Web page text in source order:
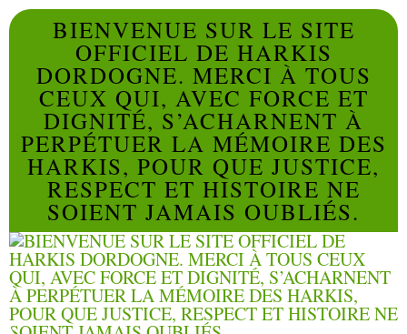
BIENVENUE SUR LE SITE
OFFICIEL DE HARKIS
DORDOGNE. MERCI À TOUS
CEUX QUI, AVEC FORCE ET
DIGNITÉ, S’ACHARNENT À
PERPÉTUER LA MÉMOIRE DES
HARKIS, POUR QUE JUSTICE,
RESPECT ET HISTOIRE NE
SOIENT JAMAIS OUBLIÉS.